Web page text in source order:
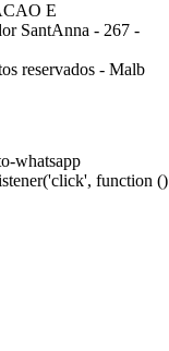
E
SantAnna - 267 -
reservados - Malb
whatsapp
function ()